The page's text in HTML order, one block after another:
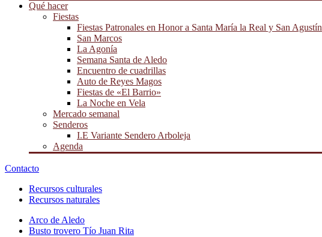
Qué hacer
Fiestas
Fiestas Patronales en Honor a Santa María la Real y San Agustín
San Marcos
La Agonía
Semana Santa de Aledo
Encuentro de cuadrillas
Auto de Reyes Magos
Fiestas de «El Barrio»
La Noche en Vela
Mercado semanal
Senderos
I.E Variante Sendero Arboleja
Agenda
Contacto
Recursos culturales
Recursos naturales
Arco de Aledo
Busto trovero Tío Juan Rita